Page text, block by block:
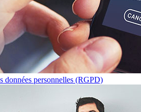
données personnelles (RGPD)